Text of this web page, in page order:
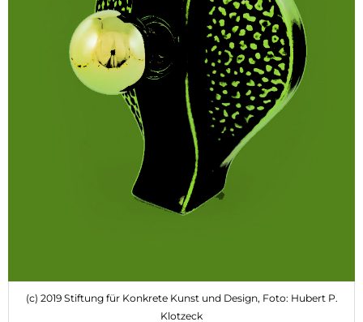
(c) 2019 Stiftung für Konkrete Kunst und Design, Foto: Hubert P.
Klotzeck